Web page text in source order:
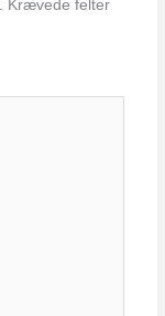
Krævede felter